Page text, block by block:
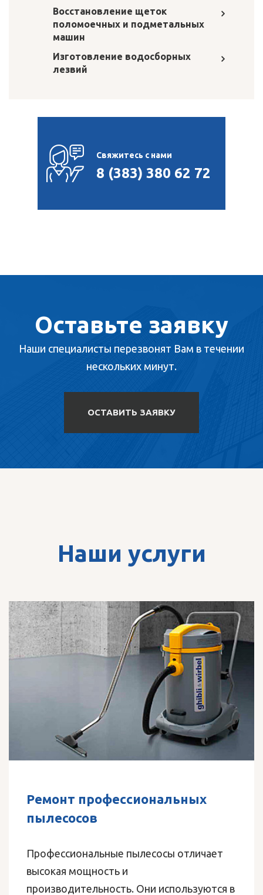
Восстановление щеток
поломоечных и подметальных
машин
Изготовление водосборных
лезвий
Свяжитесь с нами
8 (383) 380 62 72
Оставьте заявку
Наши специалисты перезвонят Вам в течении
нескольких минут.
ОСТАВИТЬ ЗАЯВКУ
Наши услуги
Ремонт профессиональных
пылесосов
Профессиональные пылесосы отличает
высокая мощность и
производительность. Они используются в